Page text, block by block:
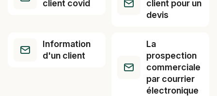
client covid
client pour un
devis
Information
d'un client
La
prospection
commerciale
par courrier
électronique